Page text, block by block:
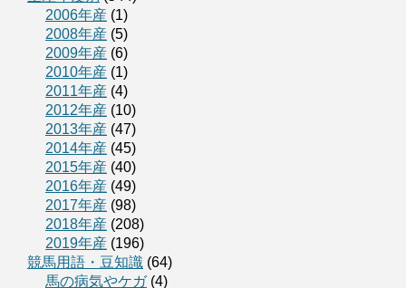
2006年産 (1)
2008年産 (5)
2009年産 (6)
2010年産 (1)
2011年産 (4)
2012年産 (10)
2013年産 (47)
2014年産 (45)
2015年産 (40)
2016年産 (49)
2017年産 (98)
2018年産 (208)
2019年産 (196)
競馬用語・豆知識 (64)
馬の病気やケガ(4)